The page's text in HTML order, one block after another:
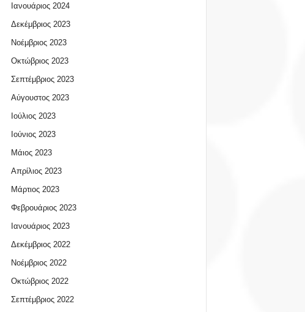
Ιανουάριος 2024
Δεκέμβριος 2023
Νοέμβριος 2023
Οκτώβριος 2023
Σεπτέμβριος 2023
Αύγουστος 2023
Ιούλιος 2023
Ιούνιος 2023
Μάιος 2023
Απρίλιος 2023
Μάρτιος 2023
Φεβρουάριος 2023
Ιανουάριος 2023
Δεκέμβριος 2022
Νοέμβριος 2022
Οκτώβριος 2022
Σεπτέμβριος 2022